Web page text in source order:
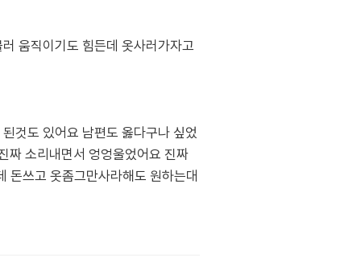
움직이기도 힘든데 옷사러가자고
것도 있어요 남편도 옳다구나 싶었
짜 소리내면서 엉엉울었어요 진짜
돈쓰고 옷좀그만사라해도 원하는대